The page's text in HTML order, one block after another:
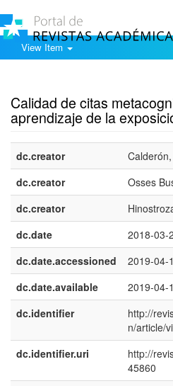
View Item
Calidad de citas
aprendizaje de la
dc.creator
dc.creator
Osses
dc.creator
dc.date
2018-03-
dc.date.accessioned
2019-04-
dc.date.available
2019-04-
dc.identifier
http://
n/article/
dc.identifier.uri
http://
45860